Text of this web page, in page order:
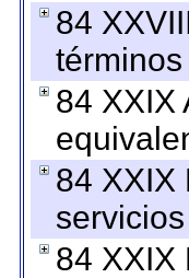
84
84 XXIX
84 XXIX
84 XXIX